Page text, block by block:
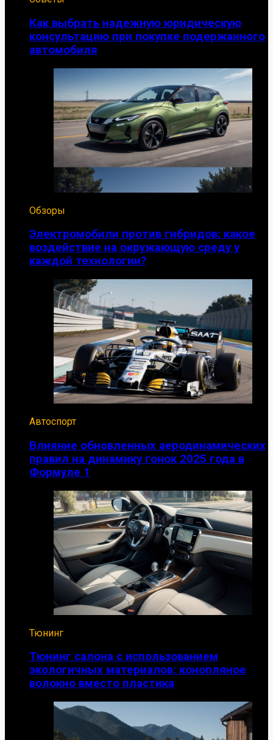
Как выбрать надежную юридическую
консультацию при покупке подержанного
автомобиля
Обзоры
Электромобили против гибридов: какое
воздействие на окружающую среду у
каждой технологии?
Автоспорт
Влияние обновленных аеродинамических
правил на динамику гонок 2025 года в
Формуле 1
Тюнинг
Тюнинг салона с использованием
экологичных материалов: конопляное
волокно вместо пластика